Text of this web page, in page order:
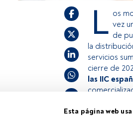
Esta página web
L os
vez
de
la
servicios
cierre de
las IIC